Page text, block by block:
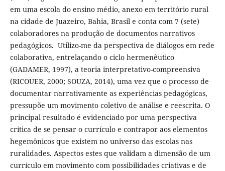
em uma escola do ensino médio, anexo em território rural
na cidade de Juazeiro, Bahia, Brasil e conta com 7 (sete)
colaboradores na produção de documentos narrativos
pedagógicos. Utilizo-me da perspectiva de diálogos em rede
colaborativa, entrelaçando o ciclo hermenêutico
(GADAMER, 1997), a teoria interpretativo-compreensiva
(RICOUER, 2000; SOUZA, 2014), uma vez que o processo de
documentar narrativamente as experiências pedagógicas,
pressupõe um movimento coletivo de análise e reescrita. O
principal resultado é evidenciado por uma perspectiva
crítica de se pensar o currículo e contrapor aos elementos
hegemônicos que existem no universo das escolas nas
ruralidades. Aspectos estes que validam a dimensão de um
currículo em movimento com possibilidades criativas e de